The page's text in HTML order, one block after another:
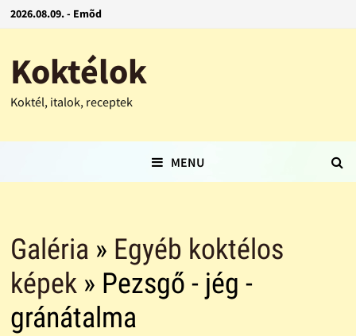
2026.08.09. - Emõd
Koktélok
Koktél, italok, receptek
MENU
Galéria » Egyéb koktélos
képek» Pezsgő - jég -
gránátalma